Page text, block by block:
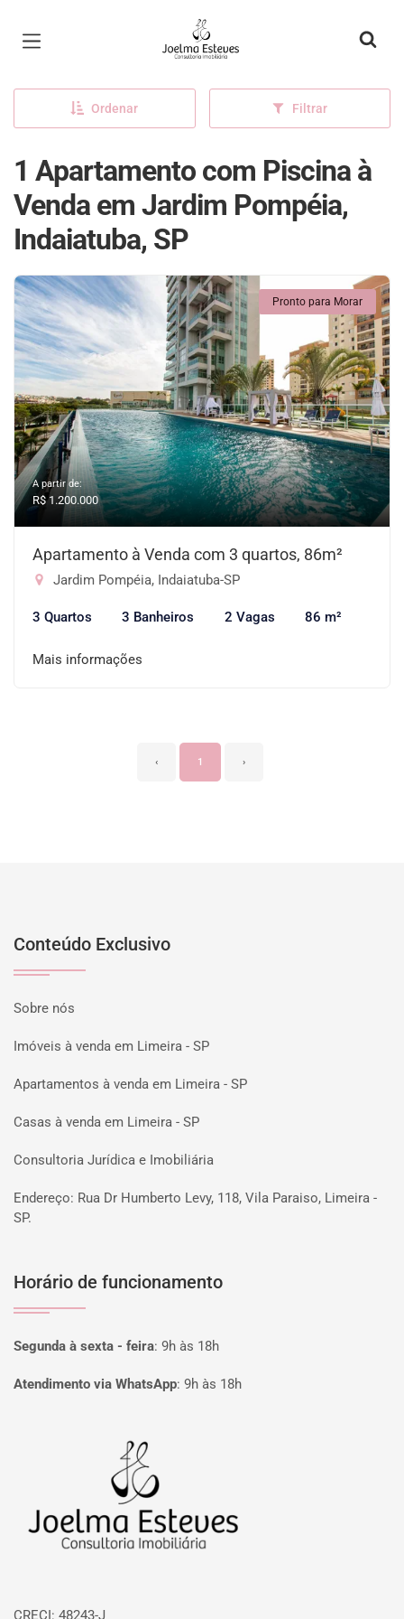
Página inicial
Ordenar Filtrar
1 Apartamento com Piscina à
Venda em Jardim Pompéia,
Indaiatuba, SP
Pronto para Morar
A partir de:
R$ 1.200.000
Apartamento à Venda com 3 quartos, 86m²
Jardim Pompéia, Indaiatuba-SP
3 Quartos 3 Banheiros 2 Vagas 86 m²
Mais informações
‹ 1 ›
Conteúdo Exclusivo
Sobre nós
Imóveis à venda em Limeira - SP
Apartamentos à venda em Limeira - SP
Casas à venda em Limeira - SP
Consultoria Jurídica e Imobiliária
Endereço: Rua Dr Humberto Levy, 118, Vila Paraiso, Limeira -
SP.
Horário de funcionamento
Segunda à sexta - feira: 9h às 18h
Atendimento via WhatsApp: 9h às 18h
CRECI: 48243-J